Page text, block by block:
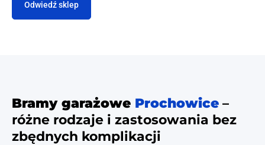
Odwiedź sklep
Bramy garażowe Prochowice –
różne rodzaje i zastosowania bez
zbędnych komplikacji